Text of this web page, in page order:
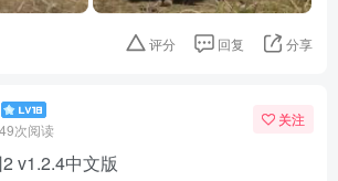
评分 回复 分享
49次阅读
关注
v1.2.4中文版